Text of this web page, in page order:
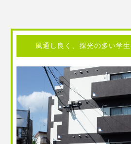
風通し良く、採光の多い学